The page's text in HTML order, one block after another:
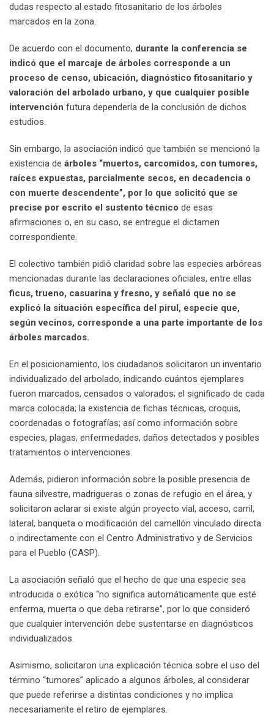
dudas respecto al estado fitosanitario de los árboles
marcados en la zona.
De acuerdo con el documento, durante la conferencia se
indicó que el marcaje de árboles corresponde a un
proceso de censo, ubicación, diagnóstico fitosanitario y
valoración del arbolado urbano, y que cualquier posible
intervención futura dependería de la conclusión de dichos
estudios.
Sin embargo, la asociación indicó que también se mencionó la
existencia de árboles “muertos, carcomidos, con tumores,
raíces expuestas, parcialmente secos, en decadencia o
con muerte descendente”, por lo que solicitó que se
precise por escrito el sustento técnico de esas
afirmaciones o, en su caso, se entregue el dictamen
correspondiente.
El colectivo también pidió claridad sobre las especies arbóreas
mencionadas durante las declaraciones oficiales, entre ellas
ficus, trueno, casuarina y fresno, y señaló que no se
explicó la situación específica del pirul, especie que,
según vecinos, corresponde a una parte importante de los
árboles marcados.
En el posicionamiento, los ciudadanos solicitaron un inventario
individualizado del arbolado, indicando cuántos ejemplares
fueron marcados, censados o valorados; el significado de cada
marca colocada; la existencia de fichas técnicas, croquis,
coordenadas o fotografías; así como información sobre
especies, plagas, enfermedades, daños detectados y posibles
tratamientos o intervenciones.
Además, pidieron información sobre la posible presencia de
fauna silvestre, madrigueras o zonas de refugio en el área, y
solicitaron aclarar si existe algún proyecto vial, acceso, carril,
lateral, banqueta o modificación del camellón vinculado directa
o indirectamente con el Centro Administrativo y de Servicios
para el Pueblo (CASP).
La asociación señaló que el hecho de que una especie sea
introducida o exótica “no significa automáticamente que esté
enferma, muerta o que deba retirarse”, por lo que consideró
que cualquier intervención debe sustentarse en diagnósticos
individualizados.
Asimismo, solicitaron una explicación técnica sobre el uso del
término “tumores” aplicado a algunos árboles, al considerar
que puede referirse a distintas condiciones y no implica
necesariamente el retiro de ejemplares.